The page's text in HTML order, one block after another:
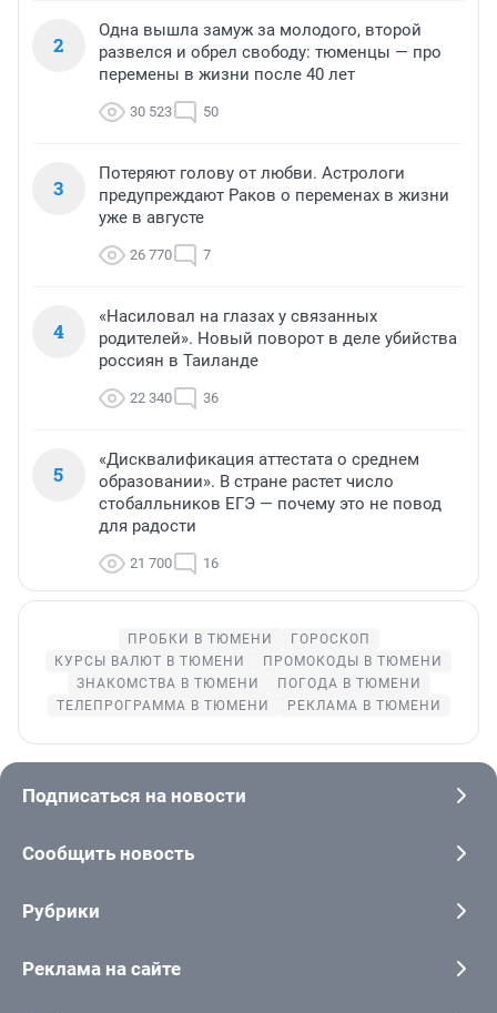
2
Одна вышла замуж за молодого, второй
развелся и обрел свободу: тюменцы — про
перемены в жизни после 40 лет
30 523 50
3
Потеряют голову от любви. Астрологи
предупреждают Раков о переменах в жизни
уже в августе
26 770 7
4
«Насиловал на глазах у связанных
родителей». Новый поворот в деле убийства
россиян в Таиланде
22 340 36
5
«Дисквалификация аттестата о среднем
образовании». В стране растет число
стобалльников ЕГЭ — почему это не повод
для радости
21 700 16
ПРОБКИ В ТЮМЕНИ
ГОРОСКОП
КУРСЫ ВАЛЮТ В ТЮМЕНИ
ПРОМОКОДЫ В ТЮМЕНИ
ЗНАКОМСТВА В ТЮМЕНИ
ПОГОДА В ТЮМЕНИ
ТЕЛЕПРОГРАММА В ТЮМЕНИ
РЕКЛАМА В ТЮМЕНИ
Подписаться на новости
Сообщить новость
Рубрики
Реклама на сайте